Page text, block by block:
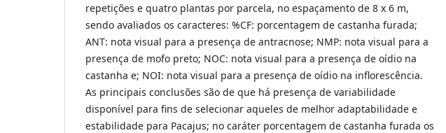
repetições e quatro plantas por parcela, no espaçamento de 8 x 6 m,
sendo avaliados os caracteres: %CF: porcentagem de castanha furada;
ANT: nota visual para a presença de antracnose; NMP: nota visual para a
presença de mofo preto; NOC: nota visual para a presença de oídio na
castanha e; NOI: nota visual para a presença de oídio na inflorescência.
As principais conclusões são de que há presença de variabilidade
disponível para fins de selecionar aqueles de melhor adaptabilidade e
estabilidade para Pacajus; no caráter porcentagem de castanha furada os